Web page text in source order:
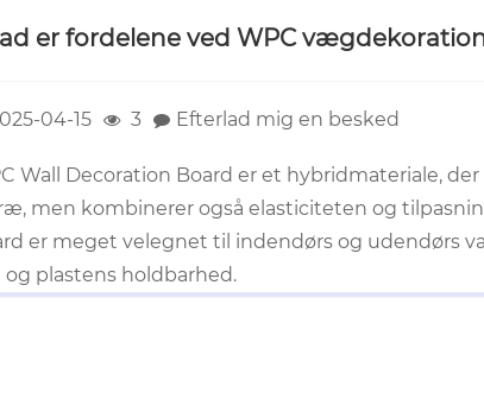
er fordelene ved WPC
04-15 3 Efterlad mig en besked
Wall Decoration Board er et hybridmateriale,
men kombinerer også elasticiteten og
er meget velegnet til indendørs og udendørs
plastens holdbarhed.